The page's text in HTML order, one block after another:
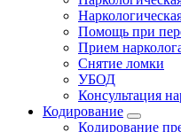
Помощь при
Прием
Снятие ломки
УБОД
Консультация
Кодирование
Кодирование